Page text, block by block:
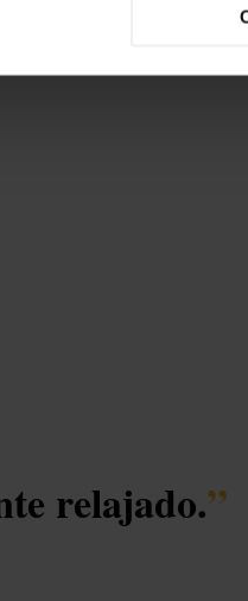
grassmarket-p918401
relajado.”